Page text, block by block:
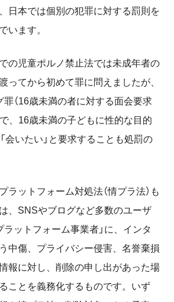
日本では個別の犯罪に対する罰則を
います。
の児童ポルノ禁止法では未成年者の
ってから初めて罪に問えましたが、
罪（16歳未満の者に対する面会要求
で、16歳未満の子どもに性的な目的
会いたい」と要求することも処罰の
ットフォーム対処法（情プラ法）も
、SNSやブログなど多数のユーザ
ラットフォーム事業者」に、インタ
中傷、プライバシー侵害、名誉棄損
報に対し、削除の申し出があった場
ことを義務化するものです。 いず